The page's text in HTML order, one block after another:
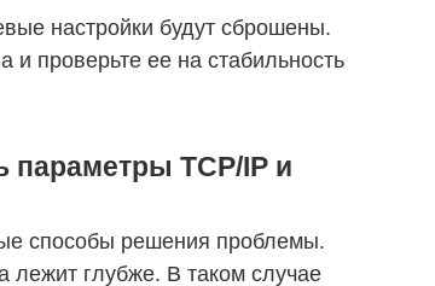
настройки будут сброшены.
и проверьте ее на стабильность
параметры TCP/IP и
способы решения проблемы.
лежит глубже. В таком случае